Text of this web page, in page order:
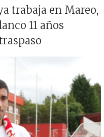
trabaja en Mareo,
11 años